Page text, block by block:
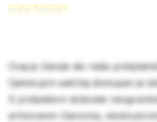
malo "akcije"
Ovaj je članak dio naše
Cjelokupni sadržaj dostupan je
S pretplatom dobivate
arhiviranim člancima,